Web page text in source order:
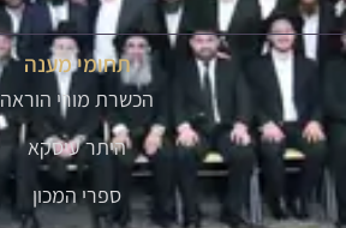
תחומי מענה
הכשרת מורי הוראה
היתר עיסקא
ספרי המכון